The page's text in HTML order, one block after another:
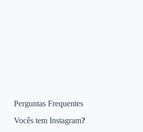
Perguntas Frequentes
Vocês tem Instagram?